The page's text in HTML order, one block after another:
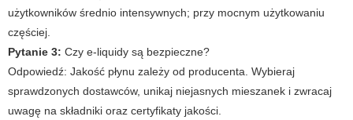
użytkowników średnio intensywnych; przy mocnym użytkowaniu
częściej.
Pytanie 3: Czy e-liquidy są bezpieczne?
Odpowiedź: Jakość płynu zależy od producenta. Wybieraj
sprawdzonych dostawców, unikaj niejasnych mieszanek i zwracaj
uwagę na składniki oraz certyfikaty jakości.